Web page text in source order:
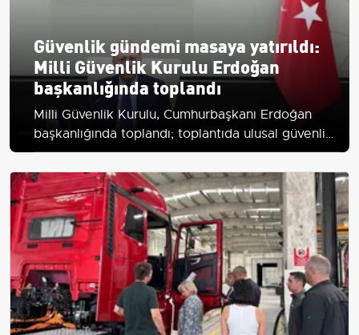
Güvenlik gündemi masaya yatırıldı:
Milli Güvenlik Kurulu Erdoğan
başkanlığında toplandı
Milli Güvenlik Kurulu, Cumhurbaşkanı Erdoğan
başkanlığında toplandı; toplantıda ulusal güvenlik,
sınır meseleleri ve bölgesel gelişmeler ele
alınıyor.